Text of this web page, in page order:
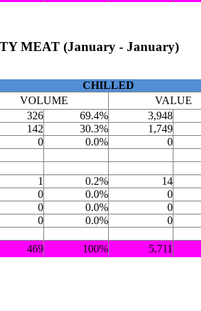
MEAT (January - January)
CHILLED
VOLUME VALUE
326 69.4% 3,948
142 30.3% 1,749
0 0.0% 0
1 0.2% 14
0 0.0% 0
0 0.0% 0
0 0.0% 0
469 100% 5,711